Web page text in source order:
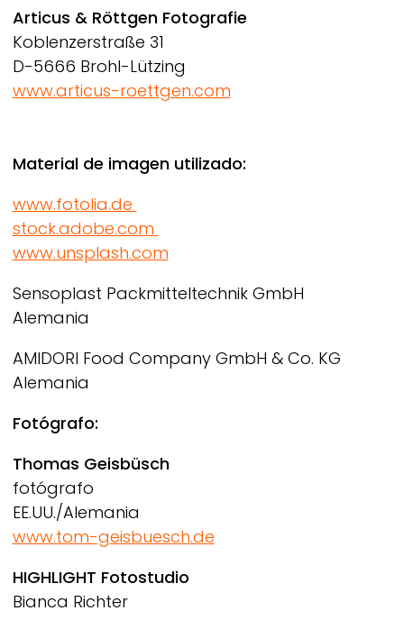
Articus & Röttgen Fotografie
Koblenzerstraße 31
D-5666 Brohl-Lützing
www.articus-roettgen.com
Material de imagen utilizado:
www.fotolia.de
stock.adobe.com
www.unsplash.com
Sensoplast Packmitteltechnik GmbH
Alemania
AMIDORI Food Company GmbH & Co. KG
Alemania
Fotógrafo:
Thomas Geisbüsch
fotógrafo
EE.UU./Alemania
www.tom-geisbuesch.de
HIGHLIGHT Fotostudio
Bianca Richter